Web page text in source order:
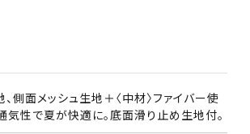
、側面メッシュ生地＋〈中材〉ファイバー使
気性で夏が快適に。底面滑り止め生地付。